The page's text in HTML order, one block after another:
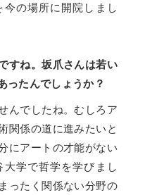
今の場所に開院しまし
すね。坂爪さんは若い
ったんでしょうか？
んでしたね。むしろア
関係の道に進みたいと
にアートの才能がない
学で哲学を学びまし
ったく関係ない分野の